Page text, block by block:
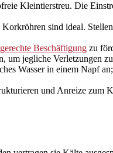
Kleintierstreu. Die
sind ideal. Stellen
Beschäftigung zu
um jegliche Verletzungen
Wasser in einem Napf
und Anreize zum